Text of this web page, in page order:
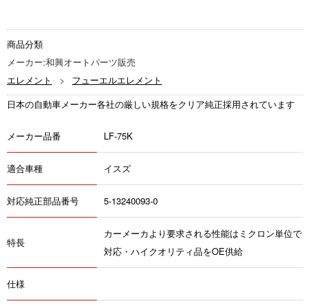
商品分類
メーカー:和興オートパーツ販売
エレメント
フューエルエレメント
日本の自動車メーカー各社の厳しい規格をクリア純正採用されています
メーカー品番 LF-75K
適合車種 イスズ
対応純正部品番号 5-13240093-0
特長
カーメーカより要求される性能はミクロン単位で
対応・ハイクオリティ品をOE供給
仕様